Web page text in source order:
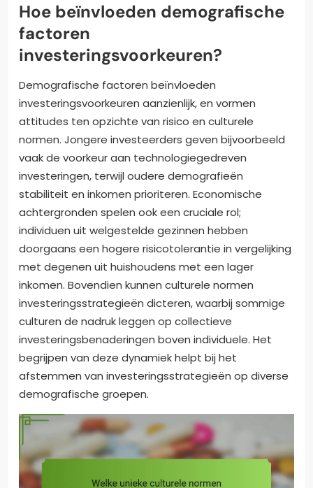
Hoe beïnvloeden demografische
factoren
investeringsvoorkeuren?
Demografische factoren beïnvloeden
investeringsvoorkeuren aanzienlijk, en vormen
attitudes ten opzichte van risico en culturele
normen. Jongere investeerders geven bijvoorbeeld
vaak de voorkeur aan technologiegedreven
investeringen, terwijl oudere demografieën
stabiliteit en inkomen prioriteren. Economische
achtergronden spelen ook een cruciale rol;
individuen uit welgestelde gezinnen hebben
doorgaans een hogere risicotolerantie in vergelijking
met degenen uit huishoudens met een lager
inkomen. Bovendien kunnen culturele normen
investeringsstrategieën dicteren, waarbij sommige
culturen de nadruk leggen op collectieve
investeringsbenaderingen boven individuele. Het
begrijpen van deze dynamiek helpt bij het
afstemmen van investeringsstrategieën op diverse
demografische groepen.